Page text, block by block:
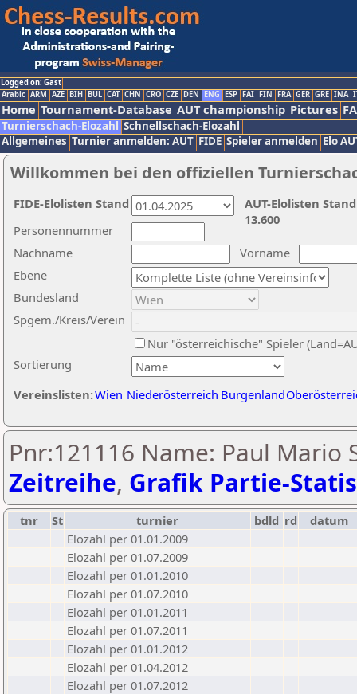
Logged on: Gast
Arabic ARM AZE BIH BUL CAT CHN CRO CZE DEN ENG ESP FAI FIN FRA GER GRE INA
Home Tournament-Database AUT championship Pictures
Turnierschach-Elozahl Schnellschach-Elozahl
Allgemeines Turnier anmelden: AUT FIDE Spieler anmelden Elo
Willkommen bei den offiziellen
Nachname
Vorname
Ebene
Sortierung
Personennummer
Bundesland
Spgem./Kreis/Verein
Nur "österreichische" Spieler
Vereinslisten:Wien Niederösterreich Burgenland
AUT-Elolisten
13.600
FIDE-Elolisten Stand
Pnr:121116 Name: Paul Mario
Zeitreihe, Grafik Partie-
tnr St turnier bdld rd
datum
Elozahl per 01.01.2009
Elozahl per 01.07.2009
Elozahl per 01.01.2010
Elozahl per 01.07.2010
Elozahl per 01.01.2011
Elozahl per 01.07.2011
Elozahl per 01.01.2012
Elozahl per 01.04.2012
Elozahl per 01.07.2012